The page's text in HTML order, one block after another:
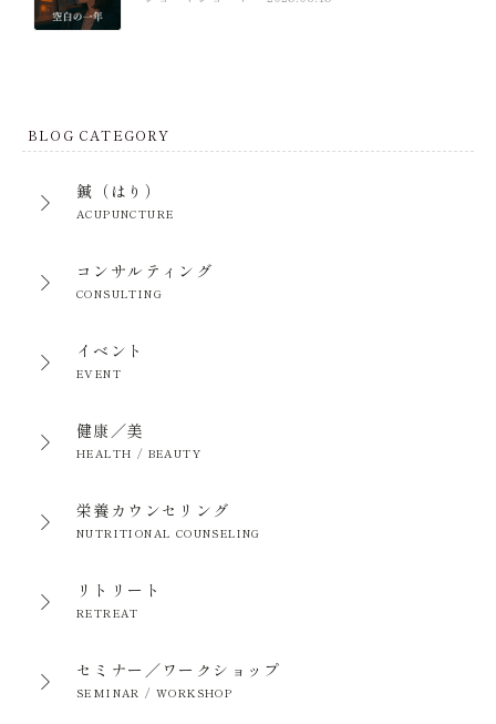
BLOG CATEGORY
鍼（はり）
ACUPUNCTURE
コンサルティング
CONSULTING
イベント
EVENT
健康／美
HEALTH / BEAUTY
栄養カウンセリング
NUTRITIONAL COUNSELING
リトリート
RETREAT
セミナー／ワークショップ
SEMINAR / WORKSHOP